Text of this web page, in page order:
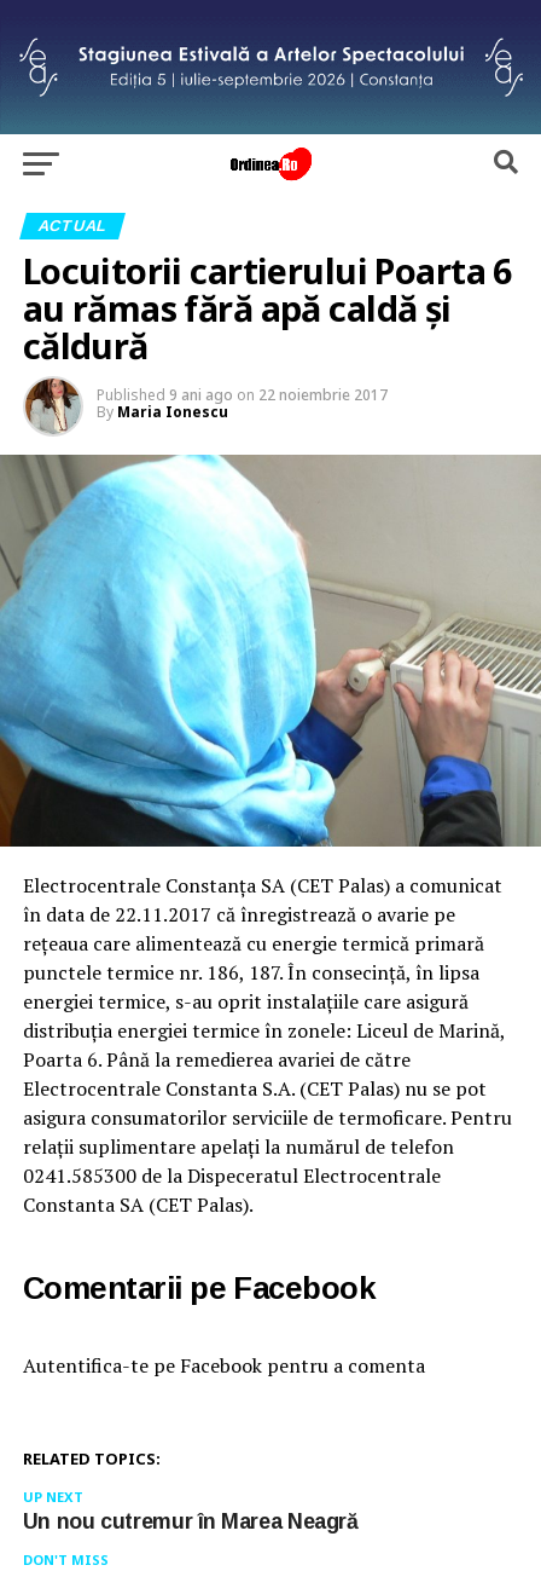
ACTUAL
Locuitorii cartierului Poarta 6
au rămas fără apă caldă și
căldură
Published 9 ani ago on 22 noiembrie 2017
By Maria Ionescu
Electrocentrale Constanţa SA (CET Palas) a comunicat
în data de 22.11.2017 că înregistrează o avarie pe
reţeaua care alimentează cu energie termică primară
punctele termice nr. 186, 187. În consecinţă, în lipsa
energiei termice, s-au oprit instalaţiile care asigură
distribuţia energiei termice în zonele: Liceul de Marină,
Poarta 6. Până la remedierea avariei de către
Electrocentrale Constanta S.A. (CET Palas) nu se pot
asigura consumatorilor serviciile de termoficare. Pentru
relaţii suplimentare apelaţi la numărul de telefon
0241.585300 de la Dispeceratul Electrocentrale
Constanta SA (CET Palas).
Comentarii pe Facebook
Autentifica-te pe Facebook pentru a comenta
RELATED TOPICS:
UP NEXT
Un nou cutremur în Marea Neagră
DON'T MISS